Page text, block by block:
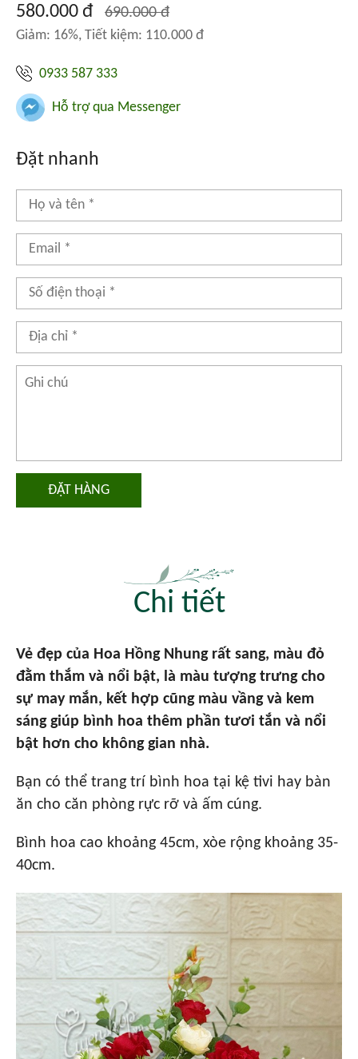
580.000 đ 690.000 đ
Giảm: 16%, Tiết kiệm: 110.000 đ
0933 587 333
Hỗ trợ qua Messenger
Đặt nhanh
ĐẶT HÀNG
Chi tiết
Vẻ đẹp của Hoa Hồng Nhung rất sang, màu đỏ
đằm thắm và nổi bật, là màu tượng trưng cho
sự may mắn, kết hợp cũng màu vầng và kem
sáng giúp bình hoa thêm phần tươi tắn và nổi
bật hơn cho không gian nhà.
Bạn có thể trang trí bình hoa tại kệ tivi hay bàn
ăn cho căn phòng rực rỡ và ấm cúng.
Bình hoa cao khoảng 45cm, xòe rộng khoảng 35-
40cm.